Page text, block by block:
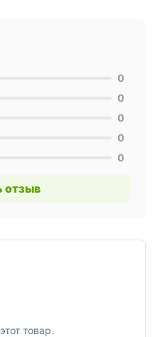
0
0
0
0
0
отзыв
товар.